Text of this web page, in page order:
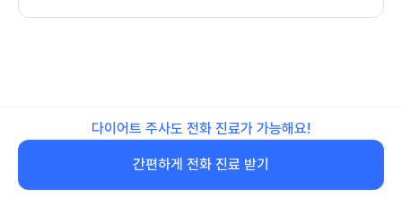
다이어트 주사도 전화 진료가 가능해요!
간편하게 전화 진료 받기